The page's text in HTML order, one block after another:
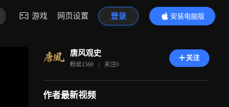
游戏 网页设置 登录
安装电脑版
内容更精彩
唐风观史
粉丝1569 | 关注0
关注
作者最新视频